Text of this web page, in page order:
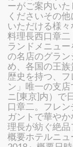
ーがご案内い
くださいその
いただける様
料理長西口章
ランドメニュ
の名店のグラ
め、各国の王
歴史を持つ、
ン」唯一の支
ニ[東京]内）で
口章二。フレ
ガントで華や
理長が紡ぐ絶
概要ホテルニ